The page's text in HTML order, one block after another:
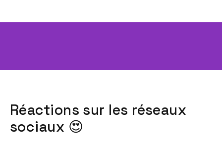
Réactions sur les réseaux
sociaux 😍